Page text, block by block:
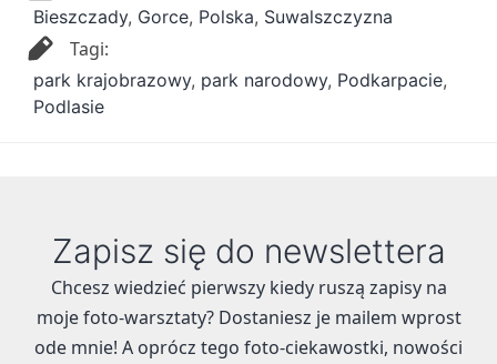
Bieszczady, Gorce, Polska, Suwalszczyzna
Tagi:
park krajobrazowy, park narodowy, Podkarpacie,
Podlasie
Zapisz się do newslettera
Chcesz wiedzieć pierwszy kiedy ruszą zapisy na
moje foto-warsztaty? Dostaniesz je mailem wprost
ode mnie! A oprócz tego foto-ciekawostki, nowości